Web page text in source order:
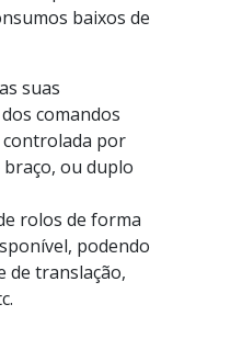
baixos de
suas
comandos
controlada por
ou duplo
rolos de forma
podendo
de translação,